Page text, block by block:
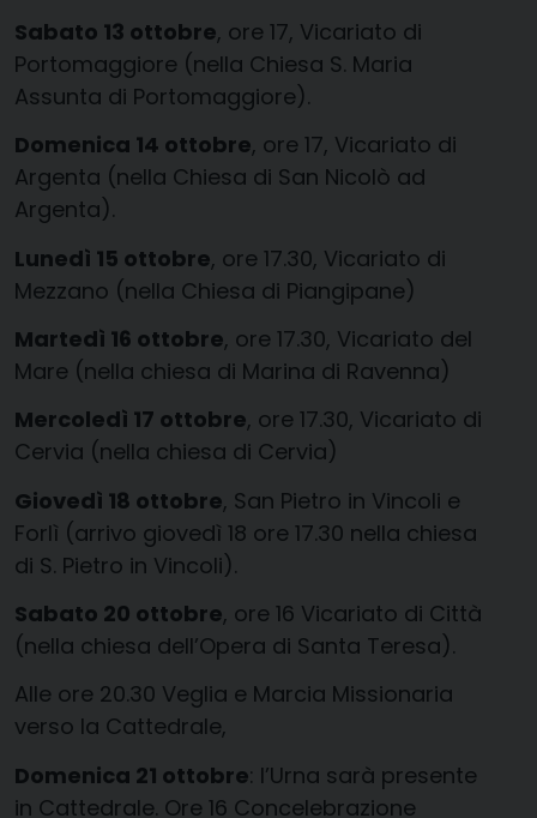
Sabato 13 ottobre, ore 17, Vicariato di
Portomaggiore (nella Chiesa S. Maria
Assunta di Portomaggiore).
Domenica 14 ottobre, ore 17, Vicariato di
Argenta (nella Chiesa di San Nicolò ad
Argenta).
Lunedì 15 ottobre, ore 17.30, Vicariato di
Mezzano (nella Chiesa di Piangipane)
Martedì 16 ottobre, ore 17.30, Vicariato del
Mare (nella chiesa di Marina di Ravenna)
Mercoledì 17 ottobre, ore 17.30, Vicariato di
Cervia (nella chiesa di Cervia)
Giovedì 18 ottobre, San Pietro in Vincoli e
Forlì (arrivo giovedì 18 ore 17.30 nella chiesa
di S. Pietro in Vincoli).
Sabato 20 ottobre, ore 16 Vicariato di Città
(nella chiesa dell’Opera di Santa Teresa).
Alle ore 20.30 Veglia e Marcia Missionaria
verso la Cattedrale,
Domenica 21 ottobre: l’Urna sarà presente
in Cattedrale. Ore 16 Concelebrazione